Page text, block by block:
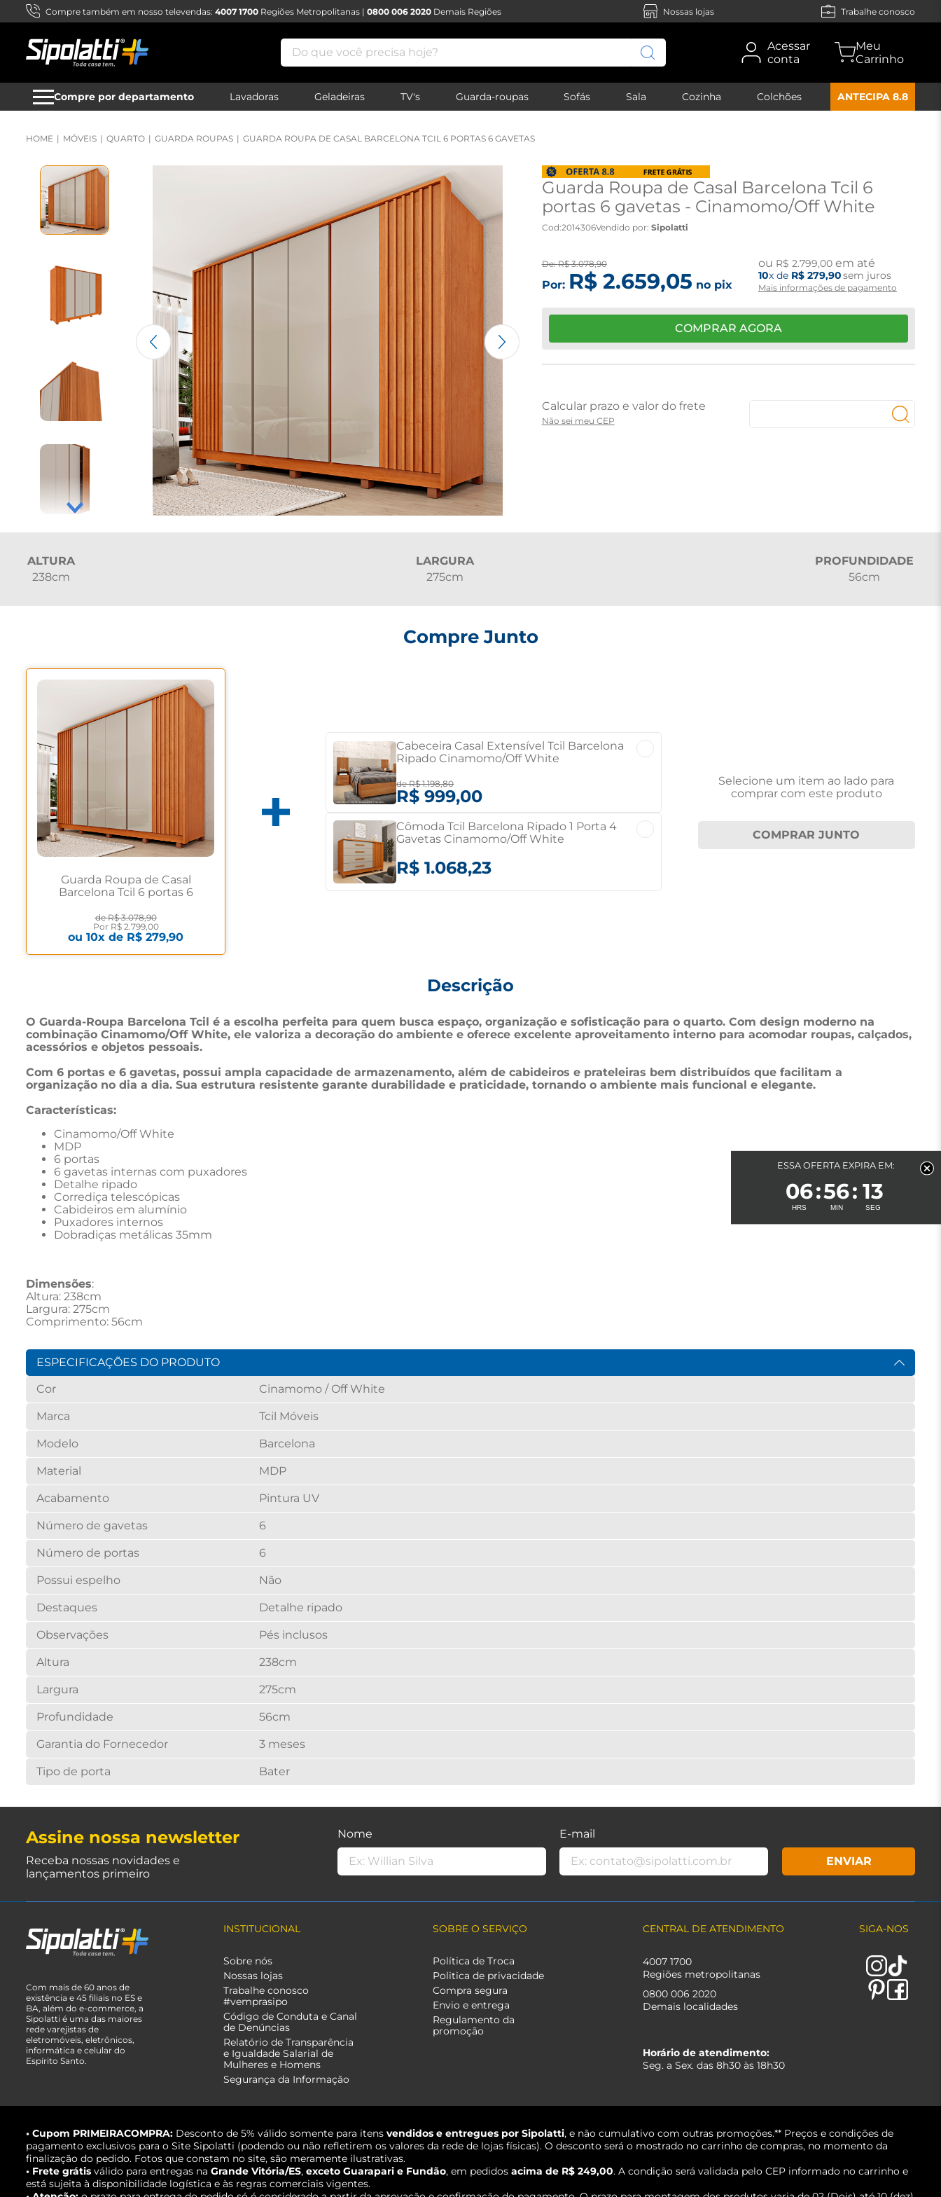
Compre também em nosso televendas: 4007 1700 Regiões Metropolitanas | 0800 006 2020 Demais Regiões Nossas lojas Trabalhe conosco
Do que você precisa hoje?
Acessar
conta
Compre por departamento Lavadoras Geladeiras TV's Guarda-roupas Sofás Sala Cozinha Colchões ANTECIPA 8.8
MÓVEIS QUARTO GUARDA ROUPAS GUARDA ROUPA DE CASAL BARCELONA TCIL 6 PORTAS 6 GAVETAS
Guarda Roupa de Casal Barcelona Tcil 6
portas 6 gavetas - Cinamomo/Off White
Cod:2014306Vendido por: Sipolatti
De:R$ 3.078,90
Por: R$ 2.659,05 no pix
ou R$ 2.799,00em até
10x de R$ 279,90sem juros
Mais informações de pagamento
COMPRAR AGORA
Não sei meu CEP
ALTURA
238cm
LARGURA
275cm
PROFUNDIDADE
56cm
Compre Junto
Guarda Roupa de Casal
Barcelona Tcil 6 portas 6
deR$ 3.078,90
Por R$ 2.799,00
ou 10x de R$ 279,90
Cabeceira Casal Extensível Tcil Barcelona
Ripado Cinamomo/Off White
deR$ 1.198,80
R$ 999,00
Cômoda Tcil Barcelona Ripado 1 Porta 4
Gavetas Cinamomo/Off White
R$ 1.068,23
Selecione um item ao lado para
comprar com este produto
COMPRAR JUNTO
Descrição
O Guarda-Roupa Barcelona Tcil é a escolha perfeita para quem busca espaço, organização e sofisticação para o quarto. Com design moderno na
combinação Cinamomo/Off White, ele valoriza a decoração do ambiente e oferece excelente aproveitamento interno para acomodar roupas, calçados,
acessórios e objetos pessoais.
Com 6 portas e 6 gavetas, possui ampla capacidade de armazenamento, além de cabideiros e prateleiras bem distribuídos que facilitam a
organização no dia a dia. Sua estrutura resistente garante durabilidade e praticidade, tornando o ambiente mais funcional e elegante.
Características:
Cinamomo/Off White
MDP
6 portas
6 gavetas internas com puxadores
Detalhe ripado
Corrediça telescópicas
Cabideiros em alumínio
Puxadores internos
Dobradiças metálicas 35mm
Dimensões:
Altura: 238cm
Largura: 275cm
Comprimento: 56cm
ESPECIFICAÇÕES DO PRODUTO
Cor
Cinamomo / Off White
Marca Tcil Móveis
Modelo Barcelona
Material MDP
Acabamento Pintura UV
Número de gavetas 6
Número de portas 6
Possui espelho Não
Destaques Detalhe ripado
Observações Pés inclusos
Altura 238cm
Largura 275cm
Profundidade 56cm
Garantia do Fornecedor 3 meses
Tipo de porta Bater
Assine nossa newsletter
Receba nossas novidades e
lançamentos primeiro
Nome E-mail
ENVIAR
Com mais de 60 anos de
existência e 45 filiais no ES e
BA, além do e-commerce, a
Sipolatti é uma das maiores
rede varejistas de
eletromóveis, eletrônicos,
informática e celular do
Espírito Santo.
INSTITUCIONAL
Sobre nós
Nossas lojas
Trabalhe conosco
#vemprasipo
Código de Conduta e Canal
de Denúncias
Relatório de Transparência
e Igualdade Salarial de
Mulheres e Homens
Segurança da Informação
SOBRE O SERVIÇO
Política de Troca
Politica de privacidade
Compra segura
Envio e entrega
Regulamento da
promoção
CENTRAL DE ATENDIMENTO
4007 1700
Regiões metropolitanas
0800 006 2020
Demais localidades
Horário de atendimento:
Seg. a Sex. das 8h30 às 18h30
SIGA-NOS
• Cupom PRIMEIRACOMPRA: Desconto de 5% válido somente para itens vendidos e entregues por Sipolatti, e não cumulativo com outras promoções.** Preços e condições de
pagamento exclusivos para o Site Sipolatti (podendo ou não refletirem os valores da rede de lojas físicas). O desconto será o mostrado no carrinho de compras, no momento da
finalização do pedido. Fotos que constam no site, são meramente ilustrativas.
• Frete grátis válido para entregas na Grande Vitória/ES, exceto Guarapari e Fundão, em pedidos acima de R$ 249,00. A condição será validada pelo CEP informado no carrinho e
está sujeita à disponibilidade logística e às regras comerciais vigentes.
ESSA OFERTA EXPIRA EM:
06 56 12